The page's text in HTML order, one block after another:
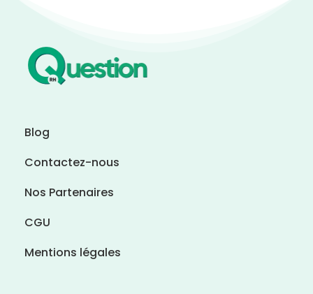
Blog
Contactez-nous
Nos Partenaires
CGU
Mentions légales